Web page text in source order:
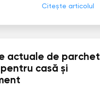
Citește articolul
actuale de parchet
casă și